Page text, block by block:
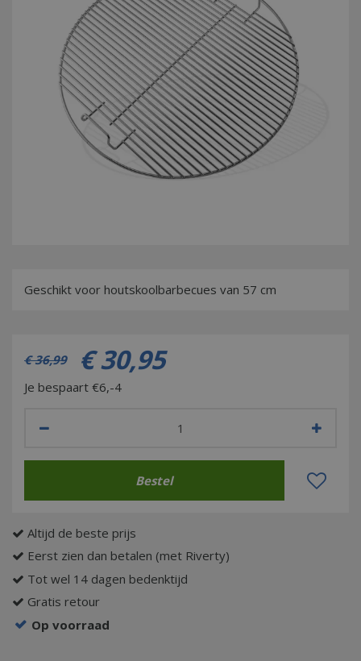
Geschikt voor houtskoolbarbecues van 57 cm
€ 36,99 € 30,95
Je bespaart €6,-4
Altijd de beste prijs
Eerst zien dan betalen (met Riverty)
Tot wel 14 dagen bedenktijd
Gratis retour
Op voorraad